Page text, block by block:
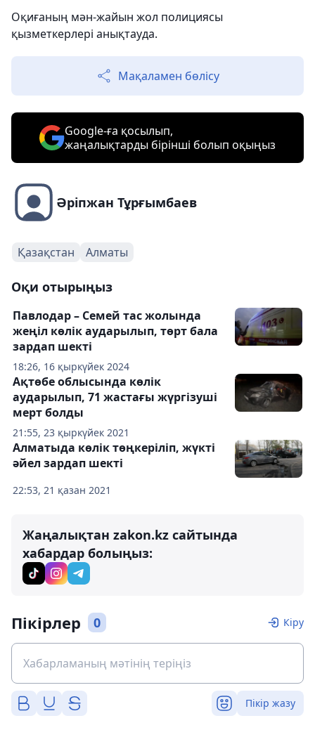
Оқиғаның мән-жайын жол полициясы
қызметкерлері анықтауда.
Мақаламен бөлісу
Google-ға қосылып,
жаңалықтарды бірінші болып оқыңыз
Әріпжан Тұрғымбаев
Қазақстан Алматы
Оқи отырыңыз
18:26, 16 қыркүйек 2024
Павлодар – Семей тас жолында
жеңіл көлік аударылып, төрт бала
зардап шекті
21:55, 23 қыркүйек 2021
Ақтөбе облысында көлік
аударылып, 71 жастағы жүргізуші
мерт болды
22:53, 21 қазан 2021
Алматыда көлік төңкеріліп, жүкті
әйел зардап шекті
Жаңалықтан zakon.kz сайтында
хабардар болыңыз:
Пікірлер 0 Кіру
Пікір жазу